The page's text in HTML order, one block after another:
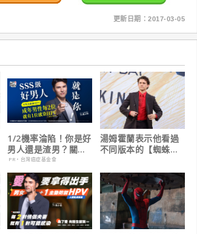
更新日期：2017-03-05
1/2機率淪陷！你是好
男人還是渣男？關鍵
在這
PR・台灣癌症基金會
湯姆霍蘭表示他看過
不同版本的【蜘蛛
這版完全不行！